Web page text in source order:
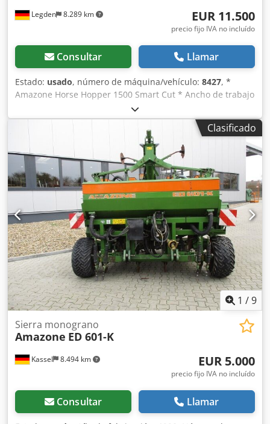
Legden 8.289 km EUR 11.500
precio fijo IVA no incluído
Consultar Llamar
Estado: usado, número de máquina/vehículo: 8427, *
Amazone Horse Hopper 1500 Smart Cut * Ancho de trabajo
1,50 m * Capacidad de tolva de recogida 1.500 l *
Enganche de 3 puntos para tractor * Cuchillas de ala H60
Dksdjrhy H Repfx Ak Ejr * Rodillos de apoyo * Dispositivo
de triturado (mulching) * Toma de fuerza con rueda libre *
Tolva de recogida con vaciado hidráulico del suelo *
Velocidad de rotación 2.650 rpm * Indicador de nivel de
llenado -----Número interno de vehículo: 8427 ¡Soporte por
WhatsApp disponible! Si tiene preguntas sobre la máquina
o necesita más información, no dude en escribirnos
cómodamente por WhatsApp. Whatsapp Whatsapp ----
Sujeto a errores y venta previa.
Clasificado
1 /9
Kassel 8.494 km
Sierra monograno
Amazone ED 601-K
EUR 5.000
precio fijo IVA no incluído
Consultar Llamar